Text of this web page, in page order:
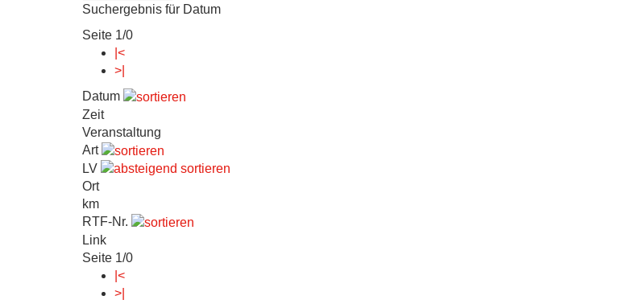
Suchergebnis für Datum
Seite 1/0
|<
>|
Datum
Zeit
Veranstaltung
Art
LV
Ort
km
RTF-Nr.
Link
Seite 1/0
|<
>|